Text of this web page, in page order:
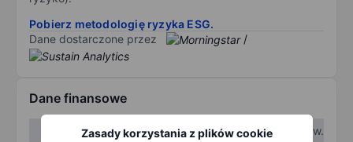
Zasady korzystania z plików cookie
Pobierz metodologię ryzyka ESG.
Dane dostarczone przez
/
Dane finansowe
W I kw.
W II kw.